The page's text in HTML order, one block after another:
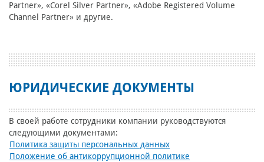
Partner», «Corel Silver Partner», «Adobe Registered Volume
Channel Partner» и другие.
ЮРИДИЧЕСКИЕ ДОКУМЕНТЫ
В своей работе сотрудники компании руководствуются
следующими документами:
Политика защиты персональных данных
Положение об антикоррупционной политике